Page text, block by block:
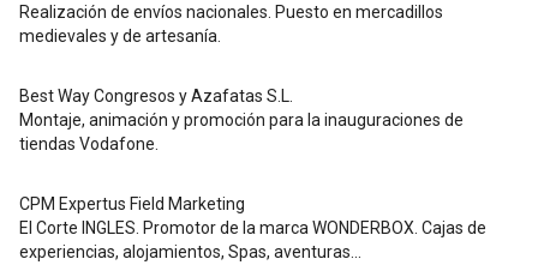
Realización de envíos nacionales. Puesto en mercadillos
medievales y de artesanía.
Best Way Congresos y Azafatas S.L.
Montaje, animación y promoción para la inauguraciones de
tiendas Vodafone.
CPM Expertus Field Marketing
El Corte INGLES. Promotor de la marca WONDERBOX. Cajas de
experiencias, alojamientos, Spas, aventuras...